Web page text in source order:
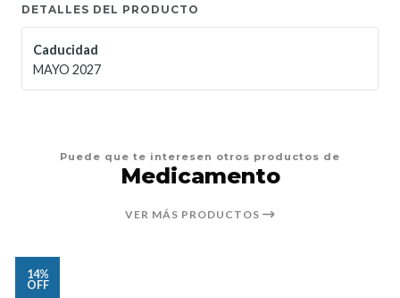
DETALLES DEL PRODUCTO
Caducidad
MAYO 2027
Puede que te interesen otros productos de
Medicamento
VER MÁS PRODUCTOS
14%
OFF